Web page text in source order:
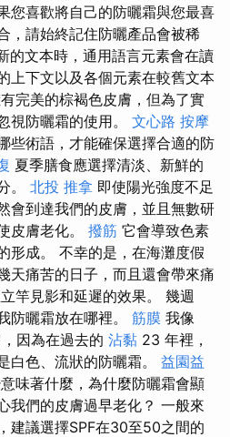
您喜歡將自己的防曬霜與您最喜
，請始終記住防曬產品會被稀
的文本時，通用語言元素會在讀
上下文以及各個元素在較舊文本
完美的棕褐色皮膚，但為了實
視防曬霜的使用。 文心路 按摩
些術語，才能確保選擇合適的防
夏季膳食應選擇清淡、新鮮的
。 北投 推拿 即使陽光強度不足
會到達我們的皮膚，並且無數研
皮膚老化。 撥筋 它會導致色素
形成。 不幸的是，在海灘度假
天痛苦的日子，而且還會帶來痛
竿見影和延遲的效果。 幾週
防曬霜放在哪裡。 筋膜 我像
因為在過去的 沾黏 23 年裡，
白色、流狀的防曬霜。 益園益
味著什麼，為什麼防曬霜會顯
我們的皮膚過早老化？ 一般來
建議選擇SPF在30至50之間的